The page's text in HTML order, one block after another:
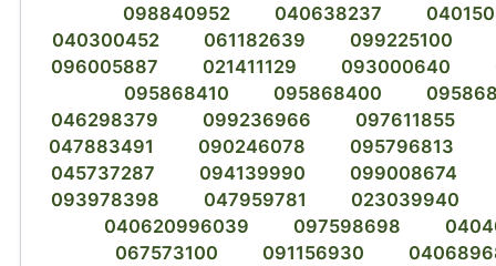
098840952
040638237
040300452
061182639
099225100
096005887
021411129 093000640
095868410
095868400
046298379
099236966
097611855
047883491
090246078
095796813
045737287
094139990
099008674
093978398
047959781
023039940
040620996039
097598698
067573100
091156930